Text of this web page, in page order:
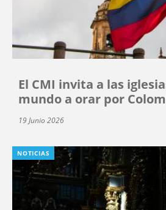
El CMI invita a las
mundo a orar por
19 Junio 2026
NOTICIAS